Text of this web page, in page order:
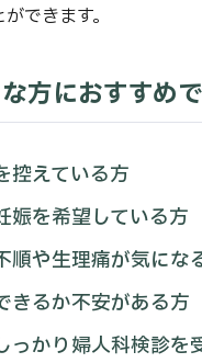
できます。
方におすすめ
控えている方
娠を希望している方
順や生理痛が気にな
きるか不安がある方
っかり婦人科検診を